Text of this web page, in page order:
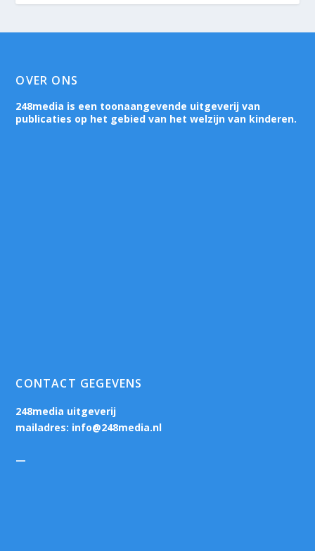
OVER ONS
248media is een toonaangevende uitgeverij van
publicaties op het gebied van het welzijn van kinderen.
CONTACT GEGEVENS
248media uitgeverij
mailadres: info@248media.nl
—